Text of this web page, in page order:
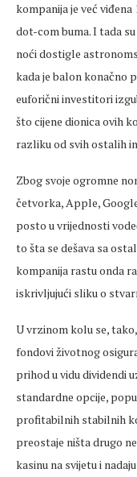
kompanija je već viđena
dot-com buma. I tada
noći dostigle
kada je balon konačno
euforični investitori
što cijene dionica ovih
razliku od svih ostalih
Zbog svoje ogromne
četvorka, Apple,
posto u vrijednosti
to šta se dešava sa
kompanija rastu onda
iskrivljujući sliku o
U vrzinom kolu se,
fondovi životnog
prihod u vidu dividendi
standardne opcije,
profitabilnih stabilnih
preostaje ništa drugo
kasinu na svijetu i